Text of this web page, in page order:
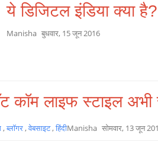
ये डिजिटल इंडिया क्या है?
Manisha बुधवार, 15 जून 2016
कॉम लाइफ स्टाइल
Manisha सोमवार, 13 जून
,ब्लॉगर,वेबसाइट,हिंदी